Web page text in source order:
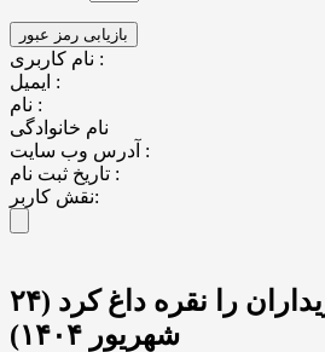
نام کاربری :
ایمیل :
نام :
نام خانوادگی
آدرس وب سایت :
تاریخ ثبت نام :
نقش کاربر:
قیمت طلا خریداران را نقره داغ کرد (۲۴
شهریور ۱۴۰۴)